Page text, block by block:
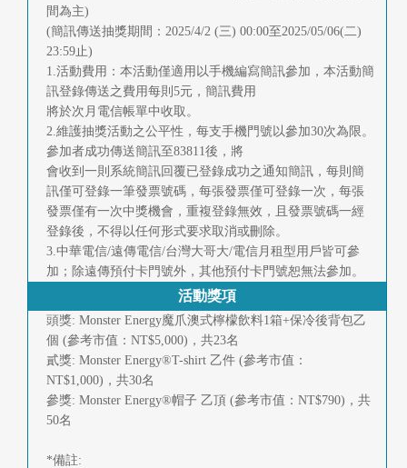
間為主)
(簡訊傳送抽獎期間：2025/4/2 (三) 00:00至2025/05/06(二)
23:59止)
1.活動費用：本活動僅適用以手機編寫簡訊參加，本活動簡
訊登錄傳送之費用每則5元，簡訊費用
將於次月電信帳單中收取。
2.維護抽獎活動之公平性，每支手機門號以參加30次為限。
參加者成功傳送簡訊至83811後，將
會收到一則系統簡訊回覆已登錄成功之通知簡訊，每則簡
訊僅可登錄一筆發票號碼，每張發票僅可登錄一次，每張
發票僅有一次中獎機會，重複登錄無效，且發票號碼一經
登錄後，不得以任何形式要求取消或刪除。
3.中華電信/遠傳電信/台灣大哥大/電信月租型用戶皆可參
加；除遠傳預付卡門號外，其他預付卡門號恕無法參加。
活動獎項
頭獎: Monster Energy魔爪澳式檸檬飲料1箱+保冷後背包乙
個 (參考市值：NT$5,000)，共23名
貳獎: Monster Energy®T-shirt 乙件 (參考市值：
NT$1,000)，共30名
參獎: Monster Energy®帽子 乙頂 (參考市值：NT$790)，共
50名
*備註: